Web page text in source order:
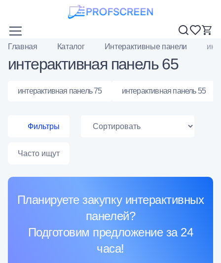
Главная Каталог Интерактивные панели
интерактивная панель 65
интерактивная панель 75 интерактивная панель 55
Фильтры
Часто ищут
Планируете закупку интерактивных
панелей?
Подготовим предложение за 24
часа!